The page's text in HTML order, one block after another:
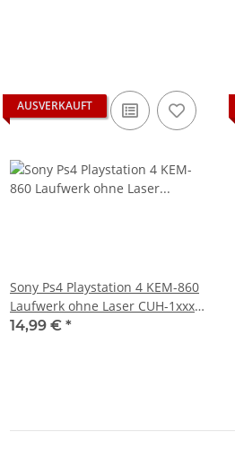
AUSVERKAUFT
Sony Ps4 Playstation 4 KEM-860
Laufwerk ohne Laser CUH-1xxx -
Defekt
14,99 € *